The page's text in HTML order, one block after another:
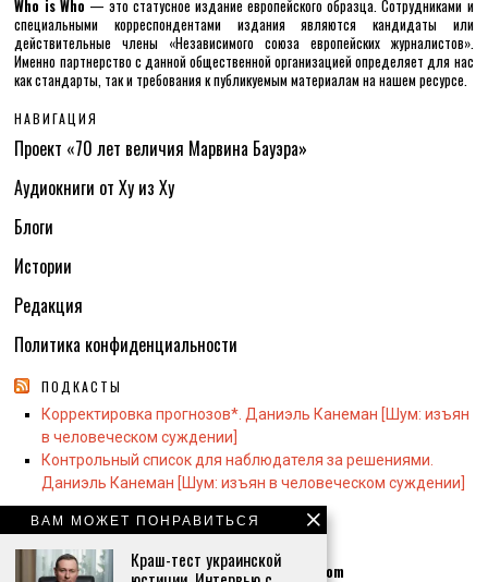
Who is Who — это статусное издание европейского образца. Сотрудниками и
специальными корреспондентами издания являются кандидаты или
действительные члены «Независимого союза европейских журналистов».
Именно партнерство с данной общественной организацией определяет для нас
как стандарты, так и требования к публикуемым материалам на нашем ресурсе.
НАВИГАЦИЯ
Проект «70 лет величия Марвина Бауэра»
Аудиокниги от Ху из Ху
Блоги
Истории
Редакция
Политика конфиденциальности
ПОДКАСТЫ
Корректировка прогнозов*. Даниэль Канеман [Шум: изъян
в человеческом суждении]
Контрольный список для наблюдателя за решениями.
Даниэль Канеман [Шум: изъян в человеческом суждении]
КОНТАКТЫ:
Контактная почта по общим вопросамinfo@whiswh.com
ВАМ МОЖЕТ ПОНРАВИТЬСЯ
Краш-тест украинской